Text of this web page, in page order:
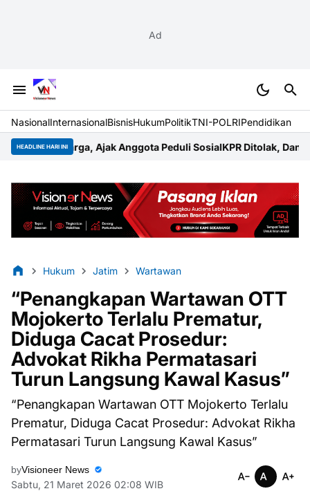
Ad
NasionalInternasionalBisnisHukumPolitikTNI-POLRIPendidikan
HEADLINE HARI INI
Ajak Anggota Peduli SosialKPR Ditolak, Dana Reservasi
Hukum Jatim Wartawan
“Penangkapan Wartawan OTT
Mojokerto Terlalu Prematur,
Diduga Cacat Prosedur:
Advokat Rikha Permatasari
Turun Langsung Kawal Kasus”
“Penangkapan Wartawan OTT Mojokerto Terlalu
Prematur, Diduga Cacat Prosedur: Advokat Rikha
Permatasari Turun Langsung Kawal Kasus”
byVisioneer News
Sabtu, 21 Maret 2026 02:08 WIB